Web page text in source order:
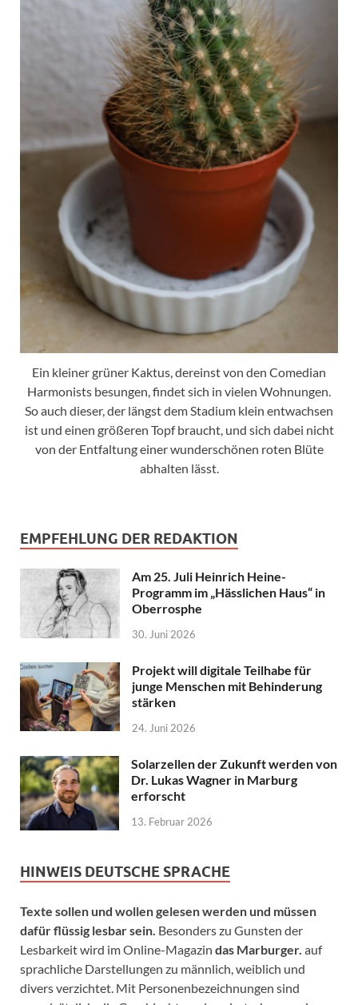
Ein kleiner grüner Kaktus, dereinst von den Comedian
Harmonists besungen, findet sich in vielen Wohnungen.
So auch dieser, der längst dem Stadium klein entwachsen
ist und einen größeren Topf braucht, und sich dabei nicht
von der Entfaltung einer wunderschönen roten Blüte
abhalten lässt.
EMPFEHLUNG DER REDAKTION
Am 25. Juli Heinrich Heine-
Programm im „Hässlichen Haus“ in
Oberrosphe
30. Juni 2026
Projekt will digitale Teilhabe für
junge Menschen mit Behinderung
stärken
24. Juni 2026
Solarzellen der Zukunft werden von
Dr. Lukas Wagner in Marburg
erforscht
13. Februar 2026
HINWEIS DEUTSCHE SPRACHE
Texte sollen und wollen gelesen werden und müssen
dafür flüssig lesbar sein. Besonders zu Gunsten der
Lesbarkeit wird im Online-Magazin das Marburger. auf
sprachliche Darstellungen zu männlich, weiblich und
divers verzichtet. Mit Personenbezeichnungen sind